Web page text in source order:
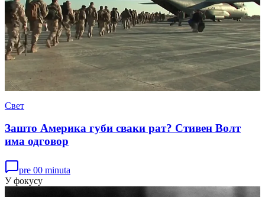
Свет
Зашто Америка губи сваки рат? Стивен Волт
има одговор
pre 00 minuta
У фокусу